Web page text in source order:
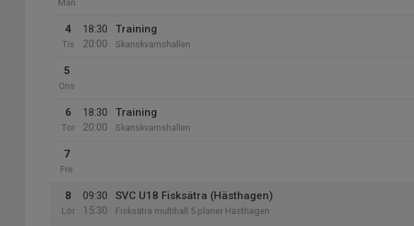
Mån
4
Tis
18:30
20:00
Training
Skanskvarnshallen
5
Ons
6
Tor
18:30
20:00
Training
Skanskvarnshallen
7
Fre
8
Lör
09:30
15:30
SVC U18 Fisksätra (Hästhagen)
Fisksätra multihall 5 planer Hästhagen